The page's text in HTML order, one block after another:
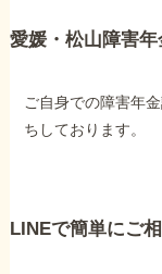
愛媛・松山障害
ご自身での障害年
ちしております。
LINEで簡単にご